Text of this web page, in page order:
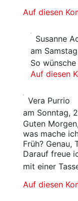
Auf diesen
Susanne
am
So
Auf diesen
Vera Purrio
am Sonntag,
Guten Morgen,
was mache
Früh? Genau,
Darauf freue
mit einer
Auf diesen